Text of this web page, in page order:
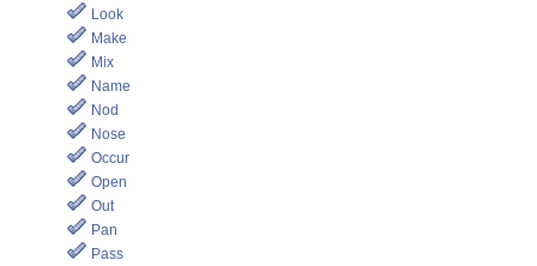
Look
Make
Mix
Name
Nod
Nose
Occur
Open
Out
Pan
Pass